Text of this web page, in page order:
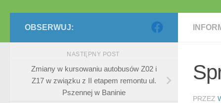
PRZEZ
OBSERWUJ:
NASTĘPNY POST
Zmiany w kursowaniu autobusów Z02 i
Z17 w związku z II etapem remontu ul.
Pszennej w Baninie